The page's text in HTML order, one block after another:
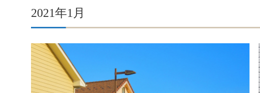
2021年1月